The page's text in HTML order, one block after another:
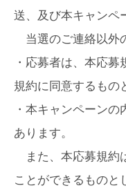
送、及び本キャンペ
当選のご連絡以外
・応募者は、本応
規約に同意するもの
・本キャンペーン
あります。
また、本応募規約
ことができるものと